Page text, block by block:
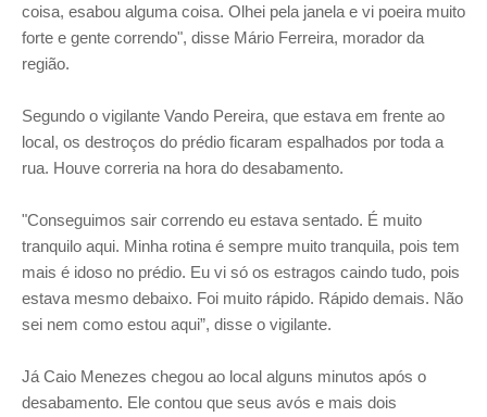
coisa, esabou alguma coisa. Olhei pela janela e vi poeira muito
forte e gente correndo", disse Mário Ferreira, morador da
região.
Segundo o vigilante Vando Pereira, que estava em frente ao
local, os destroços do prédio ficaram espalhados por toda a
rua. Houve correria na hora do desabamento.
"Conseguimos sair correndo eu estava sentado. É muito
tranquilo aqui. Minha rotina é sempre muito tranquila, pois tem
mais é idoso no prédio. Eu vi só os estragos caindo tudo, pois
estava mesmo debaixo. Foi muito rápido. Rápido demais. Não
sei nem como estou aqui”, disse o vigilante.
Já Caio Menezes chegou ao local alguns minutos após o
desabamento. Ele contou que seus avós e mais dois